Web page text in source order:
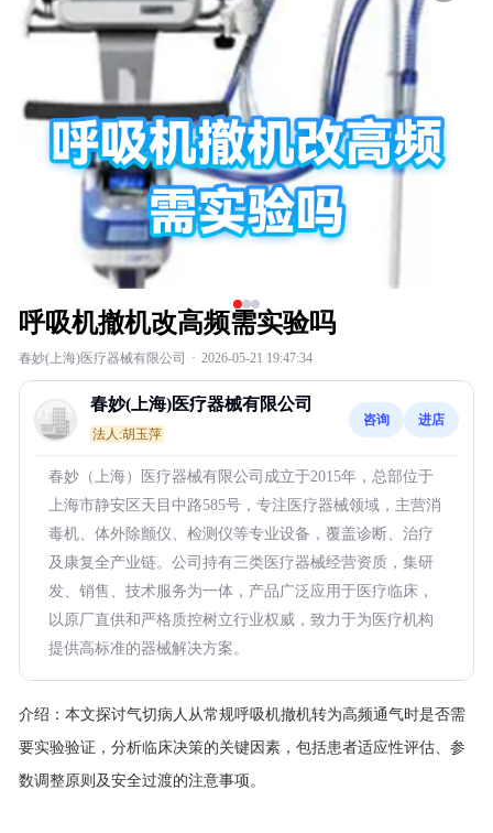
呼吸机撤机改高频需实验吗
春妙(上海)医疗器械有限公司 · 2026-05-21 19:47:34
春妙(上海)医疗器械有限公司
法人:胡玉萍
咨询 进店
春妙（上海）医疗器械有限公司成立于2015年，总部位于
上海市静安区天目中路585号，专注医疗器械领域，主营消
毒机、体外除颤仪、检测仪等专业设备，覆盖诊断、治疗
及康复全产业链。公司持有三类医疗器械经营资质，集研
发、销售、技术服务为一体，产品广泛应用于医疗临床，
以原厂直供和严格质控树立行业权威，致力于为医疗机构
提供高标准的器械解决方案。
介绍： 本文探讨气切病人从常规呼吸机撤机转为高频通气时是否需
要实验验证，分析临床决策的关键因素，包括患者适应性评估、参
数调整原则及安全过渡的注意事项。